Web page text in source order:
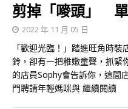
剪掉「嘜頭」
2022 年 11 月 05 日
「歡迎光臨！」踏進旺角時
鈴，卻有一把稚嫩童聲，抓緊
的店員Sophy會告訴你，這間
門聘請年輕媽咪與 繼續閱讀